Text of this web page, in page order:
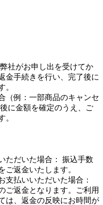
社がお申し出を受けてか
金手続きを行い、完了後に
。
（例：一部商品のキャンセ
に金額を確定のうえ、ご
。
ただいた場合： 振込手数
ご返金いたします。
支払いいただいた場合：
ご返金となります。ご利用
は、返金の反映にお時間が